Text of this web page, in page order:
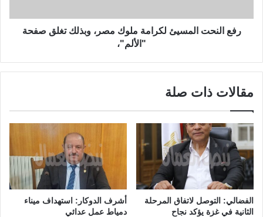
رفع النحت المسيئ لكرامة ملوك مصر، وبذلك تغلق صفحة
"الألم"،
مقالات ذات صلة
الفضالي: التوصل لاتفاق المرحلة
الثانية في غزة يؤكد نجاح
أشرف الدوكار: استهداف ميناء
دمياط عمل عدائي